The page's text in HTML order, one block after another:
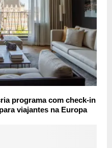
programa com check-in
viajantes na Europa